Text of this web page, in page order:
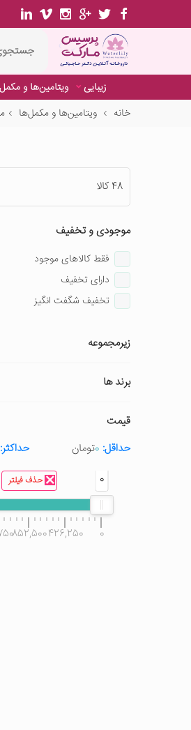
زیبایی ویتامین‌ها و
خانه
ویتامین‌ها و مکمل‌ها
48 کالا
موجودی و تخفیف
فقط کالاهای موجود
دارای تخفیف
تخفیف شگفت انگیز
زیرمجموعه
برند ها
قیمت
حداقل: 0تومان حداکثر:
حذف فیلتر 0
0
426,250
852,500